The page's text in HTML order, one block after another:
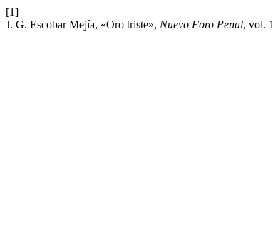
[1]
J. G. Escobar Mejía, «Oro triste», Nuevo Foro Penal, vol.